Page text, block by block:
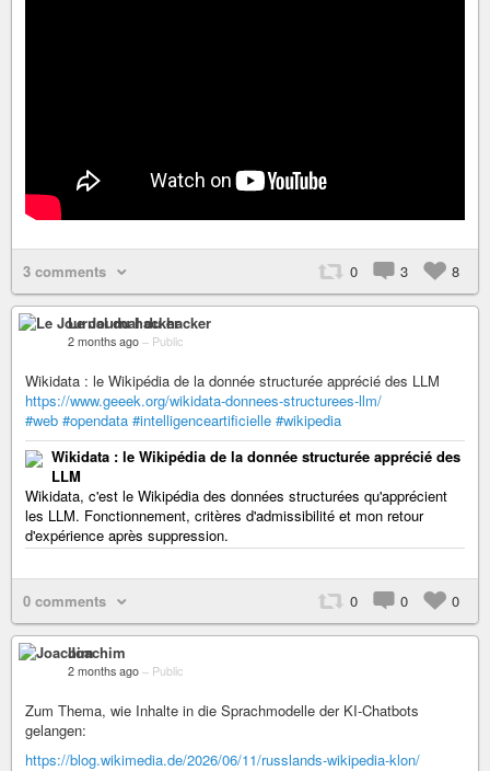
3 comments 0 3 8
Le Journal du hacker
2 months ago – Public
Wikidata : le Wikipédia de la donnée structurée apprécié des LLM
https://www.geeek.org/wikidata-donnees-structurees-llm/
#web #opendata #intelligenceartificielle #wikipedia
Wikidata : le Wikipédia de la donnée structurée apprécié des
LLM
Wikidata, c'est le Wikipédia des données structurées qu'apprécient
les LLM. Fonctionnement, critères d'admissibilité et mon retour
d'expérience après suppression.
0 comments 0 0 0
Joachim
2 months ago – Public
Zum Thema, wie Inhalte in die Sprachmodelle der KI-Chatbots
gelangen:
https://blog.wikimedia.de/2026/06/11/russlands-wikipedia-klon/